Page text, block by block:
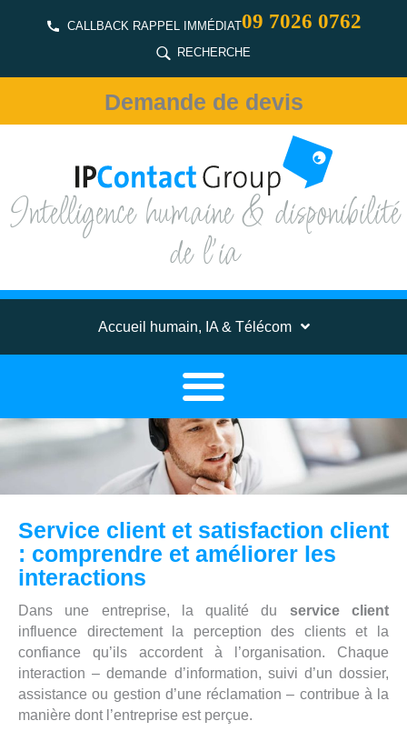
CALLBACK RAPPEL IMMÉDIAT09 7026 0762
RECHERCHE
Demande de devis
Intelligence humaine & disponibilité
de l'ia
Accueil humain, IA & Télécom
Service client et satisfaction client
: comprendre et améliorer les
interactions
Dans une entreprise, la qualité du service client
influence directement la perception des clients et la
confiance qu’ils accordent à l’organisation. Chaque
interaction – demande d’information, suivi d’un dossier,
assistance ou gestion d’une réclamation – contribue à la
manière dont l’entreprise est perçue.